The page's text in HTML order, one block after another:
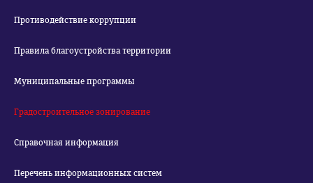
Противодействие коррупции
Правила благоустройства территории
Муниципальные программы
Градостроительное зонирование
Справочная информация
Перечень информационных систем